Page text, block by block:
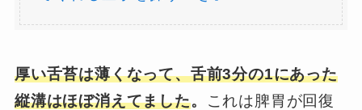
厚い舌苔は薄くなって、舌前3分の1にあった
縦溝はほぼ消えてました。
これは脾胃が回復